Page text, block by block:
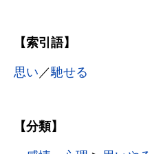
【索引語】
思い ／馳せる
【分類】